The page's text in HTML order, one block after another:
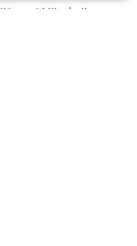
zwei Mitarbeiter